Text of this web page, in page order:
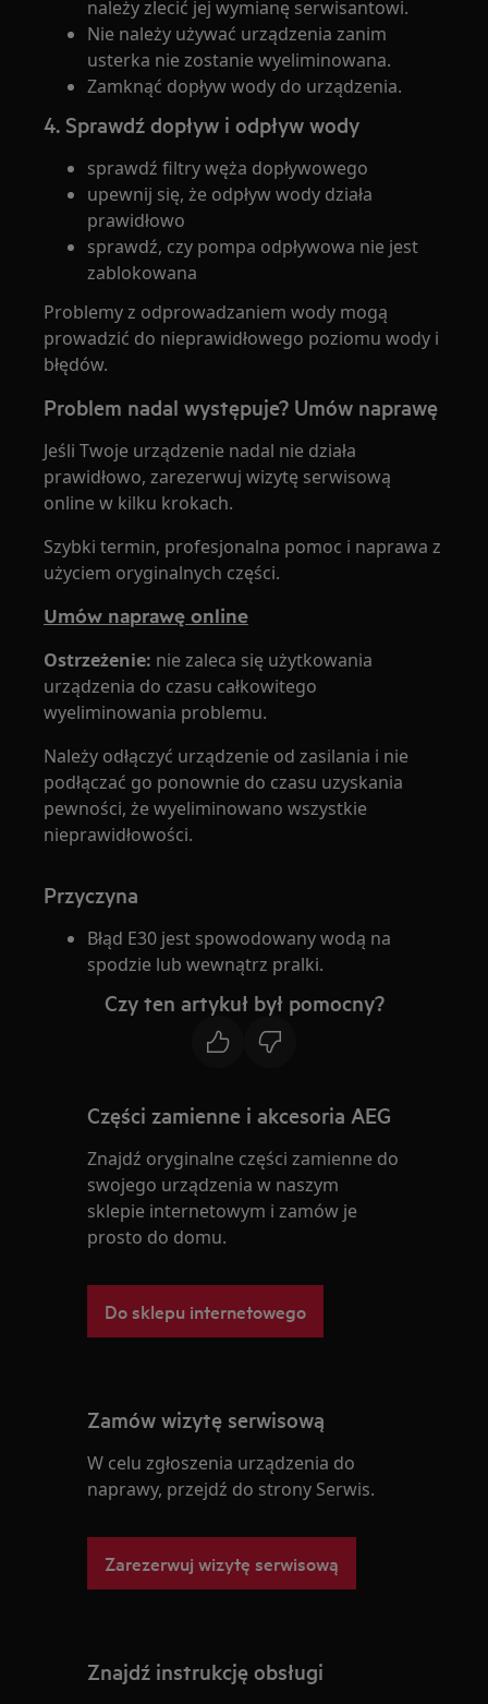
należy zlecić jej wymianę serwisantowi.
Nie należy używać urządzenia zanim
usterka nie zostanie wyeliminowana.
Zamknąć dopływ wody do urządzenia.
4. Sprawdź dopływ i odpływ wody
sprawdź filtry węża dopływowego
upewnij się, że odpływ wody działa
prawidłowo
sprawdź, czy pompa odpływowa nie jest
zablokowana
Problemy z odprowadzaniem wody mogą
prowadzić do nieprawidłowego poziomu wody i
błędów.
Problem nadal występuje? Umów naprawę
Jeśli Twoje urządzenie nadal nie działa
prawidłowo, zarezerwuj wizytę serwisową
online w kilku krokach.
Szybki termin, profesjonalna pomoc i naprawa z
użyciem oryginalnych części.
Umów naprawę online
Ostrzeżenie: nie zaleca się użytkowania
urządzenia do czasu całkowitego
wyeliminowania problemu.
Należy odłączyć urządzenie od zasilania i nie
podłączać go ponownie do czasu uzyskania
pewności, że wyeliminowano wszystkie
nieprawidłowości.
Przyczyna
Błąd E30 jest spowodowany wodą na
spodzie lub wewnątrz pralki.
Czy ten artykuł był pomocny?
Części zamienne i akcesoria AEG
Znajdź oryginalne części zamienne do
swojego urządzenia w naszym
sklepie internetowym i zamów je
prosto do domu.
Do sklepu internetowego
Zamów wizytę serwisową
W celu zgłoszenia urządzenia do
naprawy, przejdź do strony Serwis.
Zarezerwuj wizytę serwisową
Znajdź instrukcję obsługi